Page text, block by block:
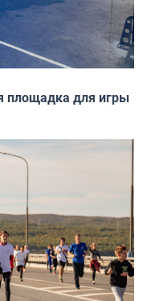
площадка для игры